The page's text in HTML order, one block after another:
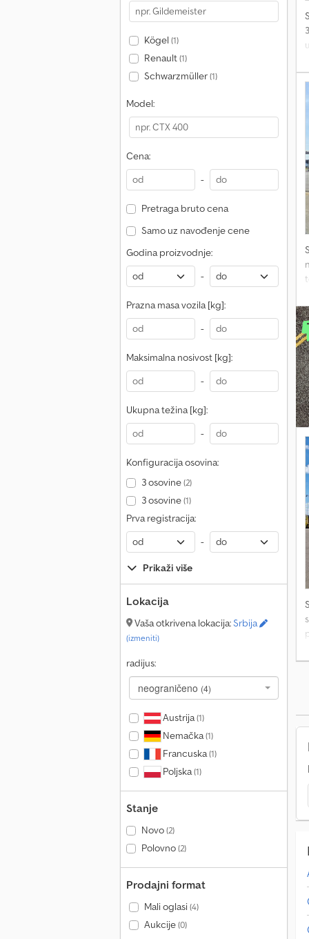
Kögel (1)
Renault(1)
Schwarzmüller(1)
Model:
Cena:
-
Pretraga bruto cena
Samo uz navođenje cene
Godina proizvodnje:
-
Prazna masa vozila [kg]:
-
Maksimalna nosivost [kg]:
-
Ukupna težina [kg]:
-
Konfiguracija osovina:
3 osovine(2)
3 osovine(1)
Prva registracija:
-
Prikaži više
Lokacija
Vaša otkrivena lokacija:Srbija
(izmeniti)
radijus:
neograničeno (4)
Austrija(1)
Nemačka(1)
Francuska(1)
Poljska(1)
Stanje
Novo(2)
Polovno(2)
Prodajni format
Mali oglasi(4)
Aukcije(0)